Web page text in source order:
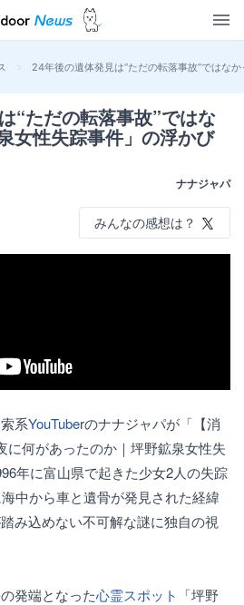
> 24年後の遺体発見は“ただの転落事故”ではな
“ただの転落事故”ではな
女性失踪事件」の浮かび
ナナジャパ
みんなの感想は？
系YouTuberのナナジャパが「【消
に何があったのか｜坪野鉱泉女性失
年に富山県で起きた少女2人の失踪
中から車と遺骨が発見された経緯
み込めない不可解な謎に独自の視
発端となった心霊スポット 「坪野